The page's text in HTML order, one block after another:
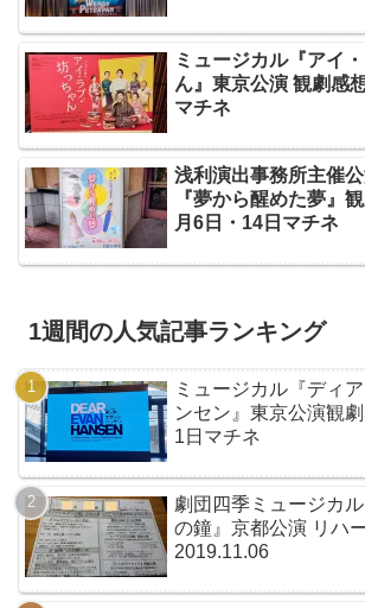
ミュージカル『アイ
ん』東京公演 観劇感
マチネ
浅利演出事務所主催
『夢から醒めた夢』
月6日・14日マチネ
1週間の人気記事ランキング
ミュージカル『ディ
ンセン』東京公演観
1日マチネ
劇団四季ミュージカ
の鐘』京都公演 リハ
2019.11.06